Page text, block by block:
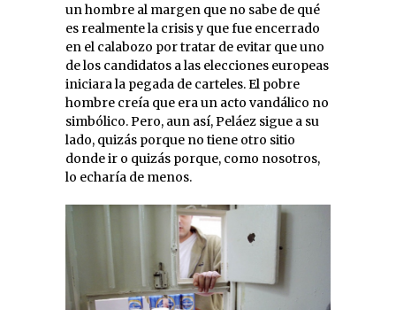
un hombre al margen que no sabe de qué
es realmente la crisis y que fue encerrado
en el calabozo por tratar de evitar que uno
de los candidatos a las elecciones europeas
iniciara la pegada de carteles. El pobre
hombre creía que era un acto vandálico no
simbólico. Pero, aun así, Peláez sigue a su
lado, quizás porque no tiene otro sitio
donde ir o quizás porque, como nosotros,
lo echaría de menos.